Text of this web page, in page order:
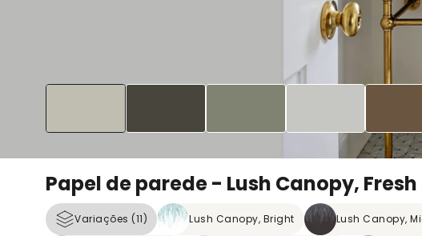
Papel de parede - Lush Canopy, Fresh
Variações (11) Lush Canopy, Bright Lush Canopy,